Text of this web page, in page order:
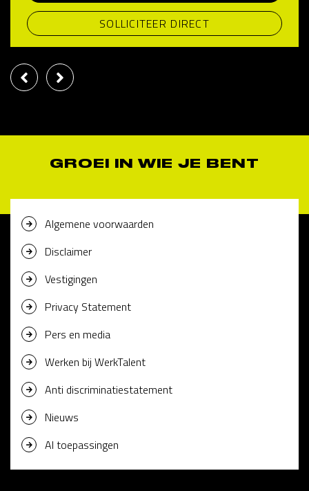
SOLLICITEER DIRECT
GROEI IN WIE JE BENT
Algemene voorwaarden
Disclaimer
Vestigingen
Privacy Statement
Pers en media
Werken bij WerkTalent
Anti discriminatiestatement
Nieuws
AI toepassingen